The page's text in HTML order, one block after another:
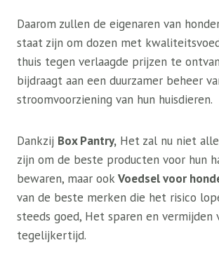
Daarom zullen de eigenaren van
staat zijn om dozen met
thuis tegen verlaagde prijzen te
bijdraagt ​​aan een duurzamer beheer
stroomvoorziening van hun huisdieren.
Dankzij Box Pantry, Het zal nu niet
zijn om de beste producten voor hun
bewaren, maar ook Voedsel voor
van de beste merken die het risico
steeds goed, Het sparen en vermijden
tegelijkertijd.